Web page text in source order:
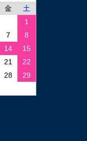
金
土
1
7
8
14
15
21
22
28
29